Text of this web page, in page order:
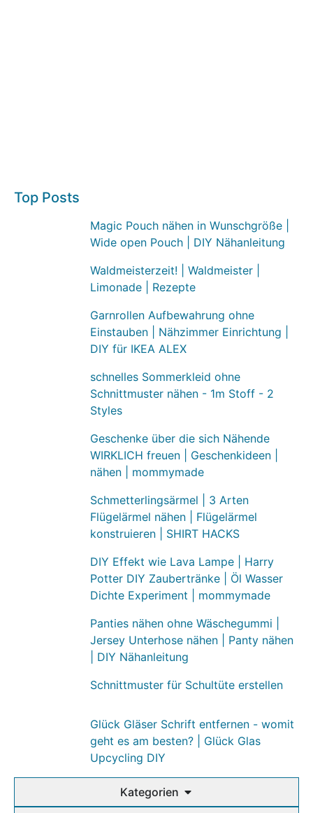
Top Posts
Magic Pouch nähen in Wunschgröße |
Wide open Pouch | DIY Nähanleitung
Waldmeisterzeit! | Waldmeister |
Limonade | Rezepte
Garnrollen Aufbewahrung ohne
Einstauben | Nähzimmer Einrichtung |
DIY für IKEA ALEX
schnelles Sommerkleid ohne
Schnittmuster nähen - 1m Stoff - 2
Styles
Geschenke über die sich Nähende
WIRKLICH freuen | Geschenkideen |
nähen | mommymade
Schmetterlingsärmel | 3 Arten
Flügelärmel nähen | Flügelärmel
konstruieren | SHIRT HACKS
DIY Effekt wie Lava Lampe | Harry
Potter DIY Zaubertränke | Öl Wasser
Dichte Experiment | mommymade
Panties nähen ohne Wäschegummi |
Jersey Unterhose nähen | Panty nähen
| DIY Nähanleitung
Schnittmuster für Schultüte erstellen
Glück Gläser Schrift entfernen - womit
geht es am besten? | Glück Glas
Upcycling DIY
Kategorien